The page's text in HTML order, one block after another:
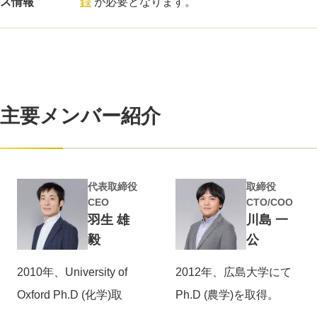
主要メンバー紹介
代表取締役
CEO
羽生 雄
毅
2010年、University of
Oxford Ph.D (化学)取
取締役
CTO/COO
川島 一
公
2012年、広島大学にて
Ph.D (農学)を取得。